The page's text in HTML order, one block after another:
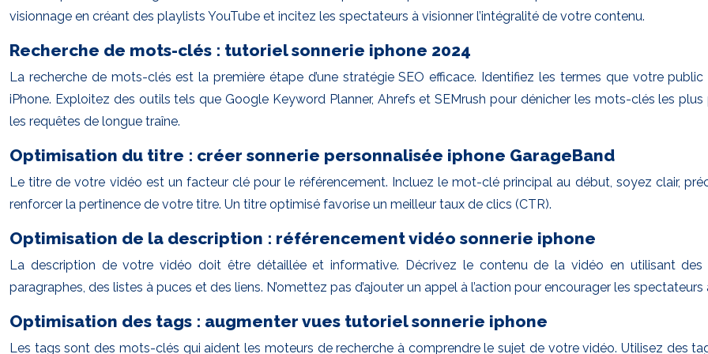
visionnage en créant des playlists YouTube et incitez les spectateurs à visionner l’intégralité de votre contenu.
Recherche de mots-clés : tutoriel sonnerie iphone 2024
La recherche de mots-clés est la première étape d’une stratégie SEO efficace. Identifiez les termes que votre
iPhone. Exploitez des outils tels que Google Keyword Planner, Ahrefs et SEMrush pour dénicher les mots-clés les
les requêtes de longue traîne.
Optimisation du titre : créer sonnerie personnalisée iphone GarageBand
Le titre de votre vidéo est un facteur clé pour le référencement. Incluez le mot-clé principal au début, soyez clair,
renforcer la pertinence de votre titre. Un titre optimisé favorise un meilleur taux de clics (CTR).
Optimisation de la description : référencement vidéo sonnerie iphone
La description de votre vidéo doit être détaillée et informative. Décrivez le contenu de la vidéo en utilisant
paragraphes, des listes à puces et des liens. N’omettez pas d’ajouter un appel à l’action pour encourager les
Optimisation des tags : augmenter vues tutoriel sonnerie iphone
Les tags sont des mots-clés qui aident les moteurs de recherche à comprendre le sujet de votre vidéo. Utilisez des